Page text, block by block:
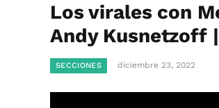
Los virales con
Andy Kusnetzoff
SECCIONES diciembre 23, 2022